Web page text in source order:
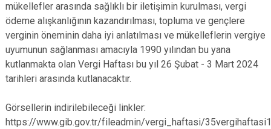
Gazipaşa
Gündoğmuş
İbradı
Demre
Kaş
Kemer
Aksu
Döşemealtı
Kepez
Konyaaltı
mükellefler arasında sağlıklı bir iletişimin kurulması, vergi
ödeme alışkanlığının kazandırılması, topluma ve gençlere
verginin öneminin daha iyi anlatılması ve mükelleflerin vergiye
uyumunun sağlanması amacıyla 1990 yılından bu yana
kutlanmakta olan Vergi Haftası bu yıl 26 Şubat - 3 Mart 2024
tarihleri arasında kutlanacaktır.
Görsellerin indirilebileceği linkler:
https://www.gib.gov.tr/fileadmin/vergi_haftasi/